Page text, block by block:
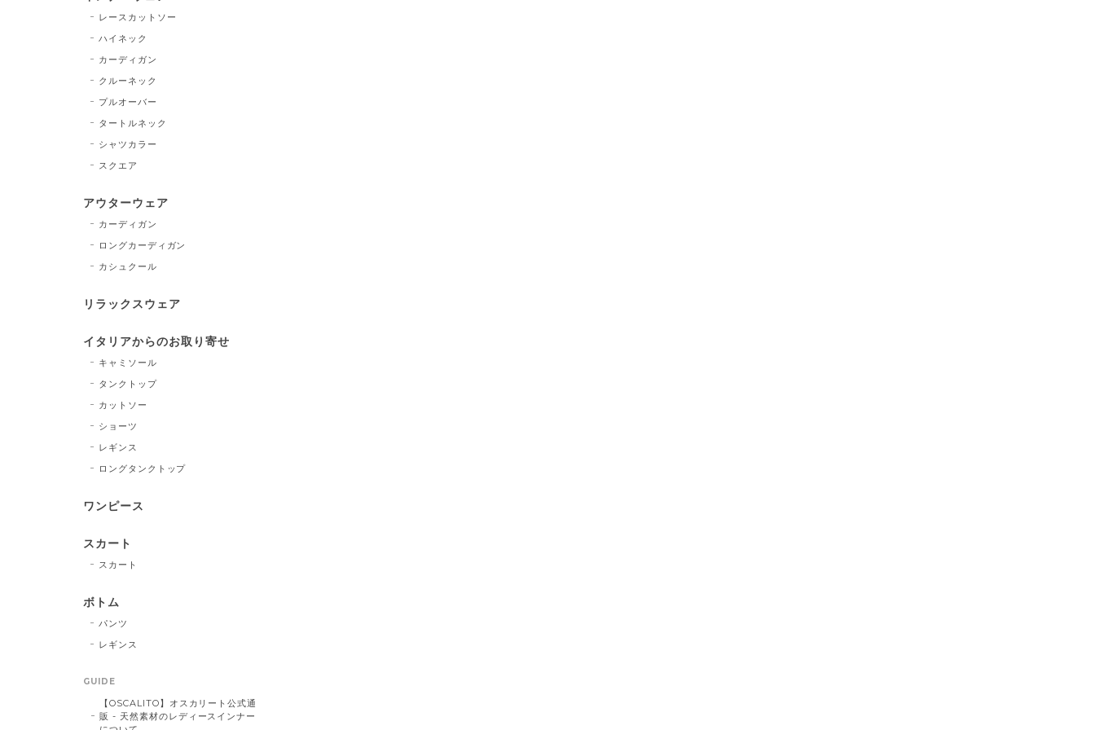
レースカットソー
ハイネック
カーディガン
クルーネック
プルオーバー
タートルネック
シャツカラー
スクエア
アウターウェア
カーディガン
ロングカーディガン
カシュクール
リラックスウェア
イタリアからのお取り寄せ
キャミソール
タンクトップ
カットソー
ショーツ
レギンス
ロングタンクトップ
ワンピース
スカート
スカート
ボトム
パンツ
レギンス
GUIDE
【OSCALITO】オスカリート公式通
販 - 天然素材のレディースインナー